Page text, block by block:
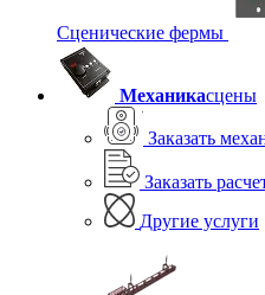
Сценические фермы
Механикасцены
Заказать
Заказать
Другие услуги